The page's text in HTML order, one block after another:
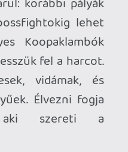
szebb
És
is
alapú
olyan,
nagy
a
részére
ez egy